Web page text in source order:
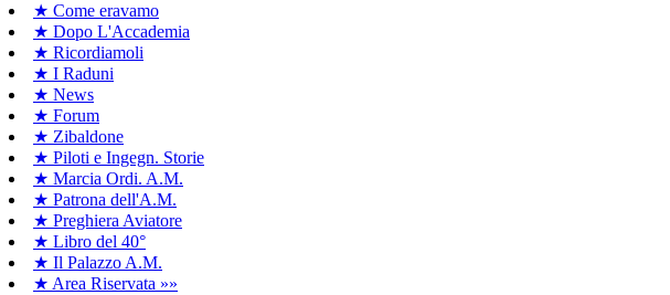
★ Come eravamo
★ Dopo L'Accademia
★ Ricordiamoli
★ I Raduni
★ News
★ Forum
★ Zibaldone
★ Piloti e Ingegn. Storie
★ Marcia Ordi. A.M.
★ Patrona dell'A.M.
★ Preghiera Aviatore
★ Libro del 40°
★ Il Palazzo A.M.
★ Area Riservata »»